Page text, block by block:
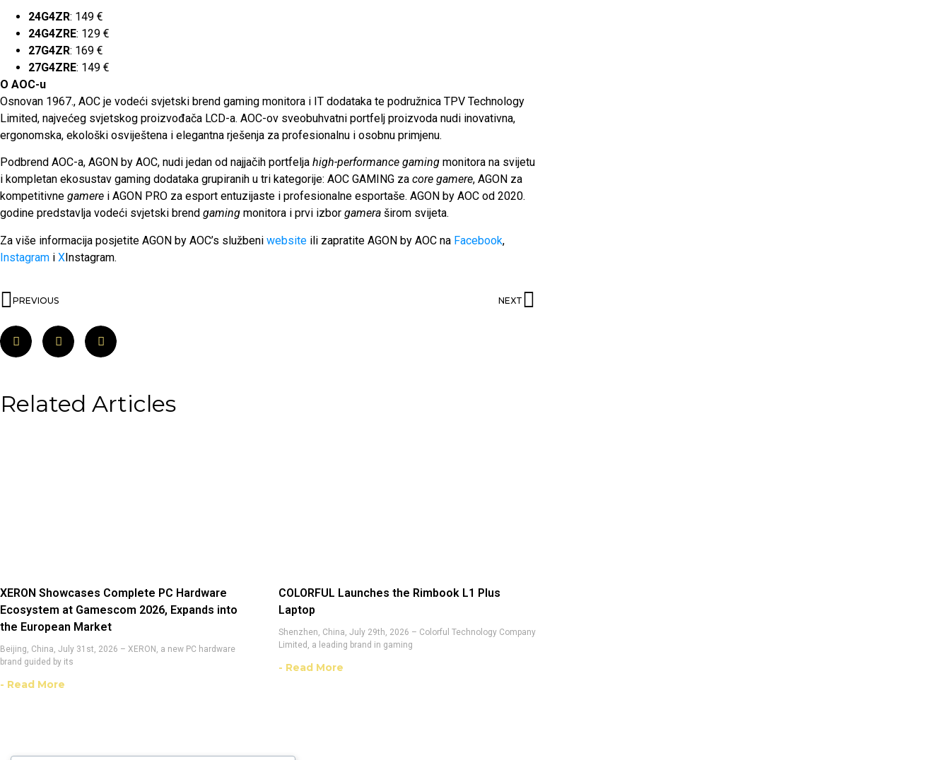
24G4ZR: 149 €
24G4ZRE: 129 €
27G4ZR: 169 €
27G4ZRE: 149 €
O AOC-u
Osnovan 1967., AOC je vodeći svjetski brend gaming monitora i IT dodataka te podružnica TPV Technology
Limited, najvećeg svjetskog proizvođača LCD-a. AOC-ov sveobuhvatni portfelj proizvoda nudi inovativna,
ergonomska, ekološki osviještena i elegantna rješenja za profesionalnu i osobnu primjenu.
Podbrend AOC-a, AGON by AOC, nudi jedan od najjačih portfelja high-performance gaming monitora na svijetu
i kompletan ekosustav gaming dodataka grupiranih u tri kategorije: AOC GAMING za core gamere, AGON za
kompetitivne gamere i AGON PRO za esport entuzijaste i profesionalne esportaše. AGON by AOC od 2020.
godine predstavlja vodeći svjetski brend gaming monitora i prvi izbor gamera širom svijeta.
Za više informacija posjetite AGON by AOC’s službeni website ili zapratite AGON by AOC na Facebook,
Instagram i XInstagram.
PREVIOUS NEXT
Related Articles
XERON Showcases Complete PC Hardware
Ecosystem at Gamescom 2026, Expands into
the European Market
Beijing, China, July 31st, 2026 – XERON, a new PC hardware
brand guided by its
- Read More
COLORFUL Launches the Rimbook L1 Plus
Laptop
Shenzhen, China, July 29th, 2026 – Colorful Technology Company
Limited, a leading brand in gaming
- Read More